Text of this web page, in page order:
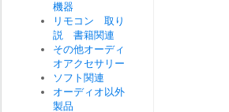
機器
リモコン 取り
説 書籍関連
その他オーディ
オアクセサリー
ソフト関連
オーディオ以外
製品